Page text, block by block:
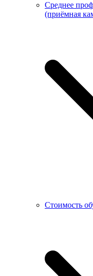
Среднее
(приёмная
Стоимость